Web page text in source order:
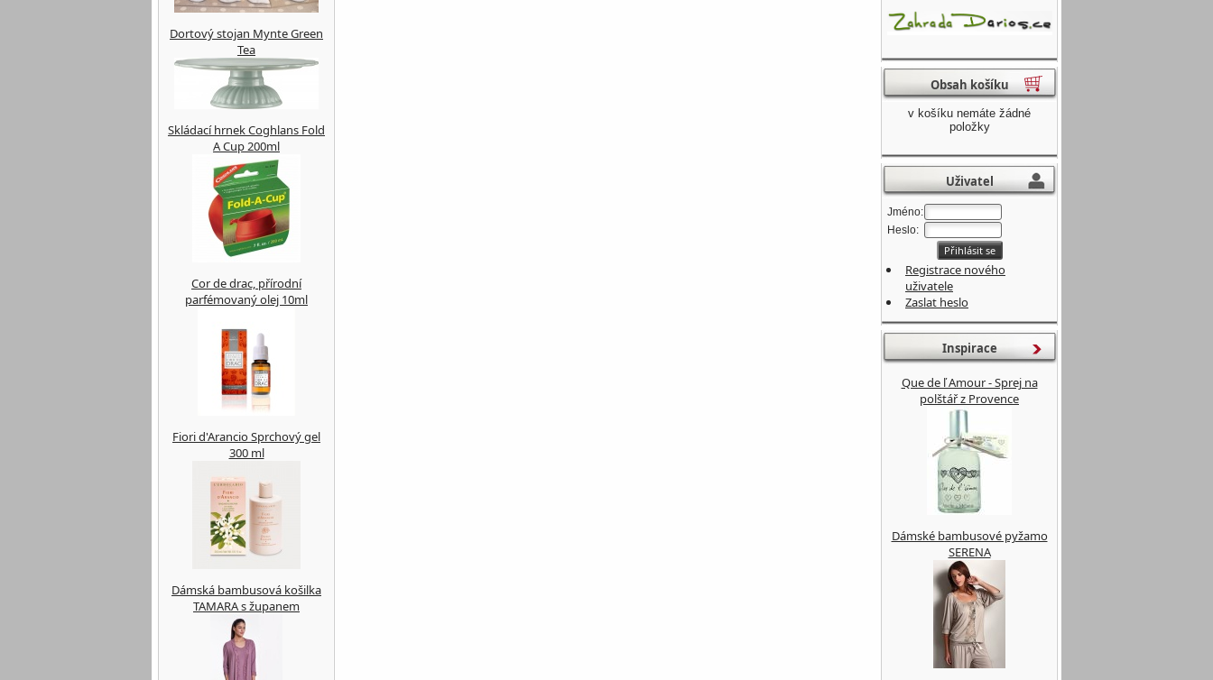
Dortový stojan Mynte Green
Tea
Skládací hrnek Coghlans Fold
A Cup 200ml
Cor de drac, přírodní
parfémovaný olej 10ml
Fiori d'Arancio Sprchový gel
300 ml
Dámská bambusová košilka
TAMARA s županem
Obsah košíku
v košíku nemáte žádné
položky
Uživatel
Jméno:
Heslo:
Registrace nového
uživatele
Zaslat heslo
Inspirace
Que de ľ Amour - Sprej na
polštář z Provence
Dámské bambusové pyžamo
SERENA